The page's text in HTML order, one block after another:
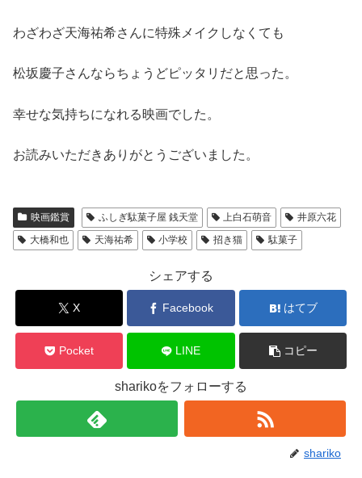
わざわざ天海祐希さんに特殊メイクしなくても
松坂慶子さんならちょうどピッタリだと思った。
幸せな気持ちになれる映画でした。
お読みいただきありがとうございました。
映画鑑賞 ふしぎ駄菓子屋 銭天堂 上白石萌音
井原六花
大橋和也
天海祐希 小学校 招き猫 駄菓子
シェアする
X Facebook はてブ
Pocket LINE コピー
sharikoをフォローする
shariko